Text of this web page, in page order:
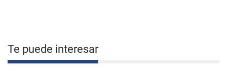
Te puede interesar